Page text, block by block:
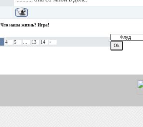
Что наша жизнь? Игра!
4 5 … 13 14 »